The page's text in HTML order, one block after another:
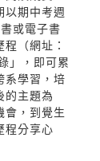
以期中考週
或電子書
（網址：
」，即可累
系學習，培
的主題為
會，到覺生
程分享心